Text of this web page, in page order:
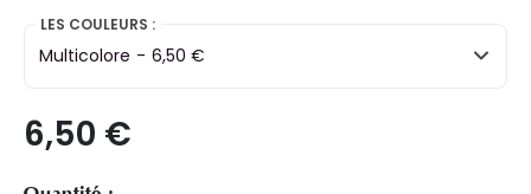
LES COULEURS :
Multicolore - 6,50 €
6,50 €